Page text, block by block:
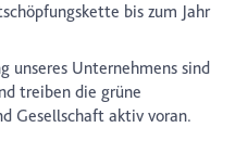
bis zum Jahr
unseres Unternehmens sind
treiben die grüne
Gesellschaft aktiv voran.